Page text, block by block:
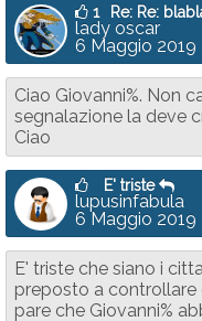
1 Re: Re:
lady oscar
6 Maggio 2019
Ciao Giovanni%. Non
segnalazione la deve
Ciao
E' triste
lupusinfabula
6 Maggio 2019
E' triste che siano i
preposto a controllare
pare che Giovanni%